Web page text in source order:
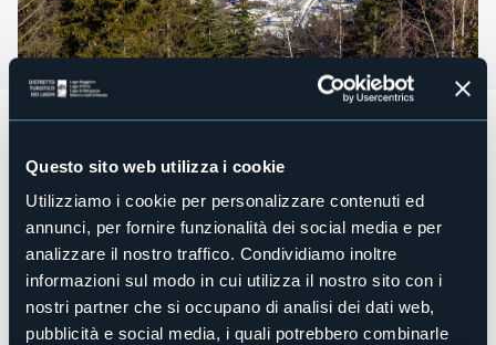
Questo sito web utilizza i cookie
Utilizziamo i cookie per personalizzare contenuti ed
annunci, per fornire funzionalità dei social media e per
analizzare il nostro traffico. Condividiamo inoltre
informazioni sul modo in cui utilizza il nostro sito con i
nostri partner che si occupano di analisi dei dati web,
pubblicità e social media, i quali potrebbero combinarle
Festa della Santa Infanzia
ore 15.00 Benedizione di tutti i bambini
A seguire, presso il Cinema Parrocchiale:
Tombolata!
Organizzatore
Parrocchia di San Silvestro
Luogo dell'evento
Parrocchia di San Silvestro